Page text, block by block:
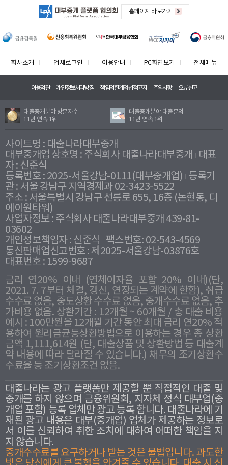
홈페이지 바로가기
회사소개 업체로그인 이용안내 PC화면보기 전체메뉴
이용약관 개인정보처리방침 책임의한계와법적고지 주의사항 오류신고
대출중개분야 방문자수
11년 연속 1위
대출중개분야 대출문의
11년 연속 1위
사이트명 : 대출나라대부중개
대부중개업 상호명 : 주식회사 대출나라대부중개
대표
자 : 신준식
등록번호 : 2025-서울강남-0111(대부중개업) 등록기
관 : 서울 강남구 지역경제과 02-3423-5522
주소 : 서울특별시 강남구 선릉로 655, 16층 (논현동, 디
에이원타워)
사업자정보 : 주식회사 대출나라대부중개 439-81-
03602
개인정보책임자 : 신준식
팩스번호: 02-543-4569
통신판매업신고번호 : 제2025-서울강남-03876호
대표번호 : 1599-9687
금리 연20% 이내 (연체이자율 포함 20% 이내)(단,
2021. 7. 7부터 체결, 갱신, 연장되는 계약에 한함), 취급
수수료 없음, 중도상환 수수료 없음, 중개수수료 없음, 추
가비용 없음. 상환기간 : 12개월 ~ 60개월 / 총 대출 비용
예시 : 100만원을 12개월 기간 동안 최대 금리 연20% 적
용하여 원리금균등상환방법으로 이용하는 경우 총 상환
금액 1,111,614원 (단, 대출상품 및 상환방법 등 대출계
약 내용에 따라 달라질 수 있습니다.) 채무의 조기상환수
수료율 등 조기상환조건 없음.
대출나라는 광고 플랫폼만 제공할 뿐 직접적인 대출 및
중개를 하지 않으며 금융위원회, 지자체 정식 대부업(중
개업 포함) 등록 업체만 광고 등록 합니다. 대출나라에 기
재된 광고 내용은 대부(중개업) 업체가 제공하는 정보로
서 이를 신뢰하여 취한 조치에 대하여 어떠한 책임을 지
지 않습니다.
중개수수료를 요구하거나 받는 것은 불법입니다. 과도한